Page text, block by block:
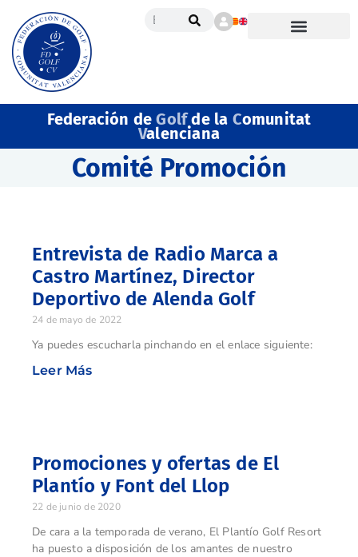
Federación deGolfde la Comunitat
Valenciana
Comité Promoción
Entrevista de Radio Marca a
Castro Martínez, Director
Deportivo de Alenda Golf
24 de mayo de 2022
Ya puedes escucharla pinchando en el enlace siguiente:
Leer Más
Promociones y ofertas de El
Plantío y Font del Llop
22 de junio de 2020
De cara a la temporada de verano, El Plantío Golf Resort
ha puesto a disposición de los amantes de nuestro